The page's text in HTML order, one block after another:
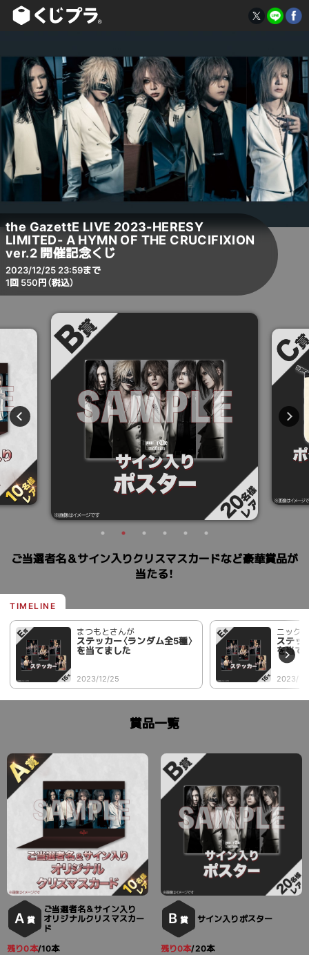
the GazettE LIVE 2023-HERESY
LIMITED- A HYMN OF THE CRUCIFIXION
ver.2 開催記念くじ
2023/12/25 23:59まで
1回 550円（税込）
ご当選者名＆サイン入りクリスマスカードなど豪華賞品が
当たる！
まつもとさんが
ステッカー〈ランダム全5種〉
を当てました
2023/12/25
ニック
ステッ
を当て
2023/
賞品一覧
A 賞
ご当選者名＆サイン入り
オリジナルクリスマスカー
ド
残り0本/10本
B 賞 サイン入りポスター
残り0本/20本